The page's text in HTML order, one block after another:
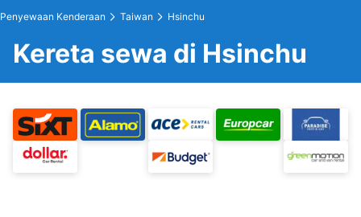
Penyewaan Kenderaan Taiwan Hsinchu
Kereta sewa di Hsinchu